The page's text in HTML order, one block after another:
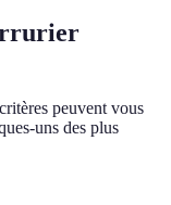
peuvent vous
uns des plus